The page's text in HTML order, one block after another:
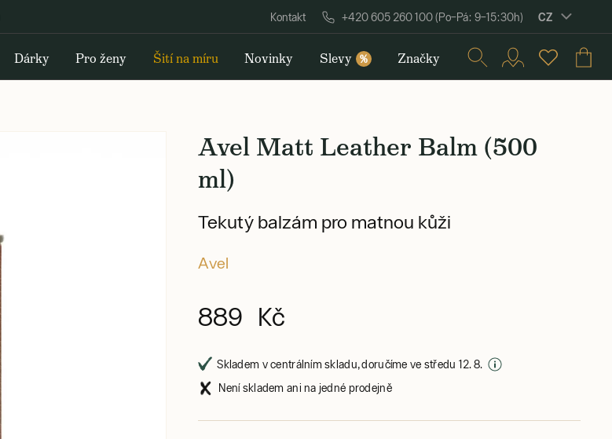
Kontakt +420 605 260 100 (Po–Pá: 9–15:30h) CZ
Dárky Pro ženy Šití na míru Novinky Slevy % Značky
Avel Matt Leather Balm (500
ml)
Tekutý balzám pro matnou kůži
Avel
889 Kč
Skladem v centrálním skladu, doručíme ve středu 12. 8.
Není skladem ani na jedné prodejně